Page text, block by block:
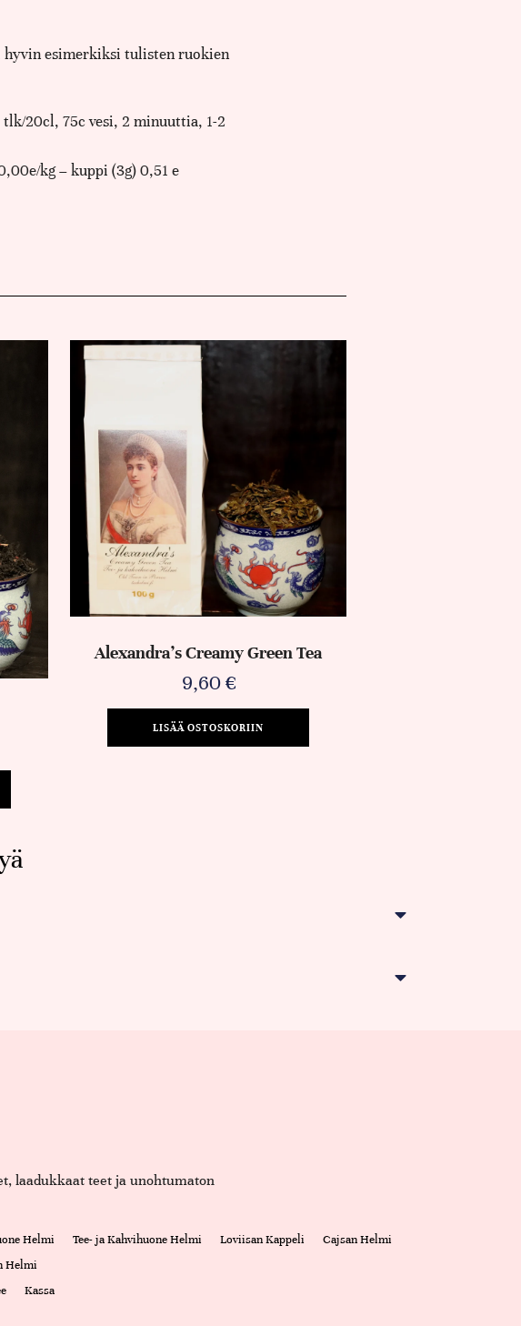
hyvin esimerkiksi tulisten ruokien
tlk/20cl, 75c vesi, 2 minuuttia, 1-2
kg – kuppi (3g) 0,51 e
Alexandra’s Creamy Green Tea
9,60€
LISÄÄ OSTOSKORIIN
laadukkaat teet ja unohtumaton
Helmi Tee- ja Kahvihuone Helmi Loviisan Kappeli
Cajsan Helmi
Helmi
Kassa